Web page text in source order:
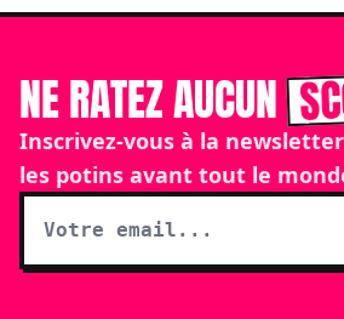
NE RATEZ AUCUN
Inscrivez-vous à la
les potins avant tout le